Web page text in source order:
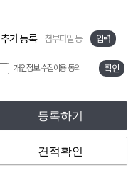
추가 등록 첨부파일 등 입력
개인정보 수집이용 동의 확인
등록하기
견적확인